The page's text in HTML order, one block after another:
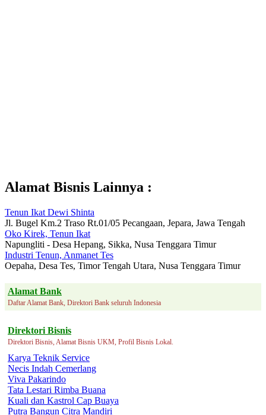
Alamat Bisnis Lainnya :
Tenun Ikat Dewi Shinta
Jl. Bugel Km.2 Traso Rt.01/05 Pecangaan, Jepara, Jawa Tengah
Oko Kirek, Tenun Ikat
Napungliti - Desa Hepang, Sikka, Nusa Tenggara Timur
Industri Tenun, Anmanet Tes
Oepaha, Desa Tes, Timor Tengah Utara, Nusa Tenggara Timur
Alamat Bank
Daftar Alamat Bank, Direktori Bank seluruh Indonesia
Direktori Bisnis
Direktori Bisnis, Alamat Bisnis UKM, Profil Bisnis Lokal.
Karya Teknik Service
Necis Indah Cemerlang
Viva Pakarindo
Tata Lestari Rimba Buana
Kuali dan Kastrol Cap Buaya
Putra Bangun Citra Mandiri